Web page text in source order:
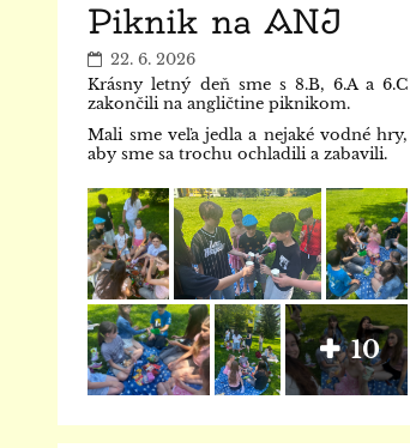
Piknik na ANJ
22. 6. 2026
Krásny letný deň sme s 8.B, 6.A a 6.C
zakončili na angličtine piknikom.
Mali sme veľa jedla a nejaké vodné hry,
aby sme sa trochu ochladili a zabavili.
10